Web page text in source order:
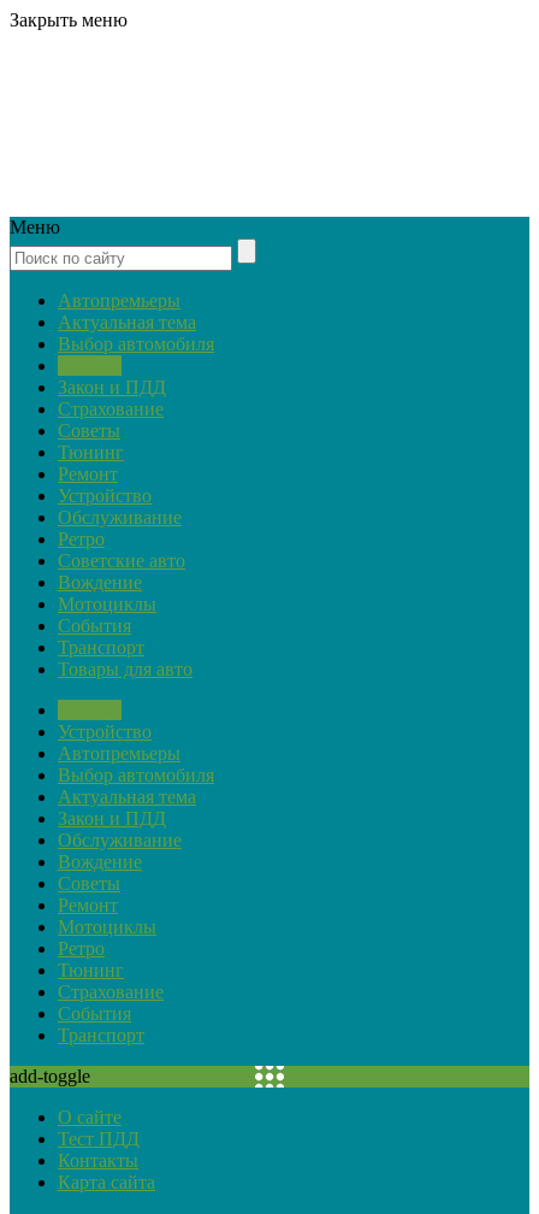
Закрыть меню
Меню
Автопремьеры
Актуальная тема
Выбор автомобиля
Закон и ПДД
Страхование
Советы
Тюнинг
Ремонт
Устройство
Обслуживание
Ретро
Советские авто
Вождение
Мотоциклы
События
Транспорт
Товары для авто
Устройство
Автопремьеры
Выбор автомобиля
Актуальная тема
Закон и ПДД
Обслуживание
Вождение
Советы
Ремонт
Мотоциклы
Ретро
Тюнинг
Страхование
События
Транспорт
add-toggle
О сайте
Тест ПДД
Контакты
Карта сайта